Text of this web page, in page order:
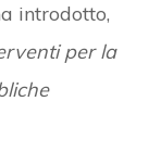
introdotto,
per la